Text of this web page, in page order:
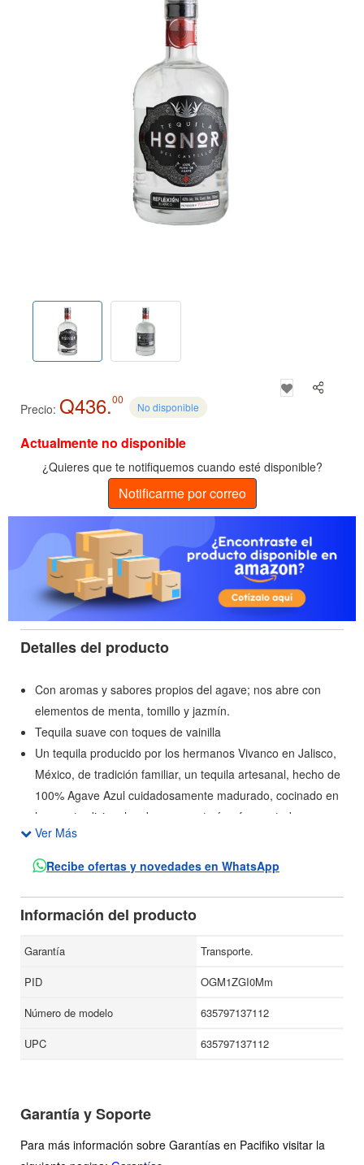
Precio: Q436.00
No disponible
Actualmente no disponible
¿Quieres que te notifiquemos cuando esté disponible?
Notificarme por correo
Detalles del producto
Con aromas y sabores propios del agave; nos abre con
elementos de menta, tomillo y jazmín.
Tequila suave con toques de vainilla
Un tequila producido por los hermanos Vivanco en Jalisco,
México, de tradición familiar, un tequila artesanal, hecho de
100% Agave Azul cuidadosamente madurado, cocinado en
hornos tradicionales de mampostería y fermentado
lentamente.
Es una marca reconocida la cual tiene como imagen a la
Ver Más
Recibe ofertas y novedades en WhatsApp
Información del producto
Garantía
Transporte.
PID
OGM1ZGI0Mm
Número de modelo
635797137112
UPC
635797137112
Garantía y Soporte
Para más información sobre Garantías en Pacifiko visitar la